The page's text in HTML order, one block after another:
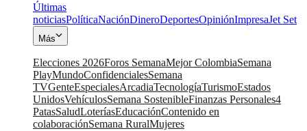
Últimas
noticiasPolíticaNaciónDineroDeportesOpiniónImpresaJet Set
Más
Elecciones 2026Foros SemanaMejor ColombiaSemana
PlayMundoConfidencialesSemana
TVGenteEspecialesArcadiaTecnologíaTurismoEstados
UnidosVehículosSemana SostenibleFinanzas Personales4
PatasSaludLoteríasEducaciónContenido en
colaboraciónSemana RuralMujeres